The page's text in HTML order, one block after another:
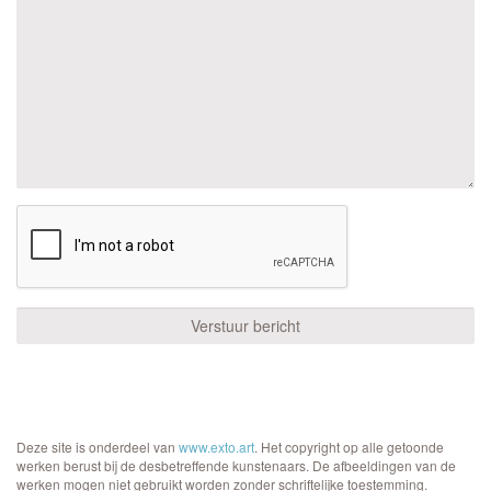
Deze site is onderdeel van www.exto.art. Het copyright op alle getoonde
werken berust bij de desbetreffende kunstenaars. De afbeeldingen van de
werken mogen niet gebruikt worden zonder schriftelijke toestemming.